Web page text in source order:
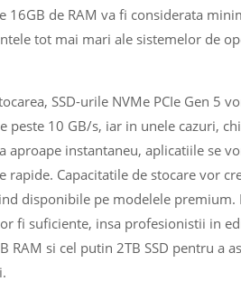
16GB de RAM va fi considerata
tot mai mari ale sistemelor de
SSD-urile NVMe PCIe Gen 5
peste 10 GB/s, iar in unele cazuri,
aproape instantaneu, aplicatiile se
Capacitatile de stocare vor
disponibile pe modelele
fi suficiente, insa profesionistii in
RAM si cel putin 2TB SSD pentru